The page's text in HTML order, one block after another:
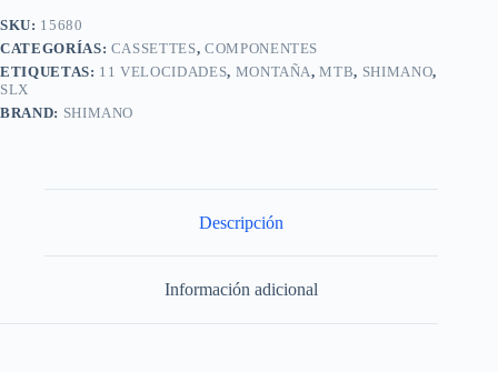
SKU: 15680
CATEGORÍAS: CASSETTES, COMPONENTES
ETIQUETAS: 11 VELOCIDADES, MONTAÑA,MTB, SHIMANO,
SLX
BRAND: SHIMANO
Descripción
Información adicional